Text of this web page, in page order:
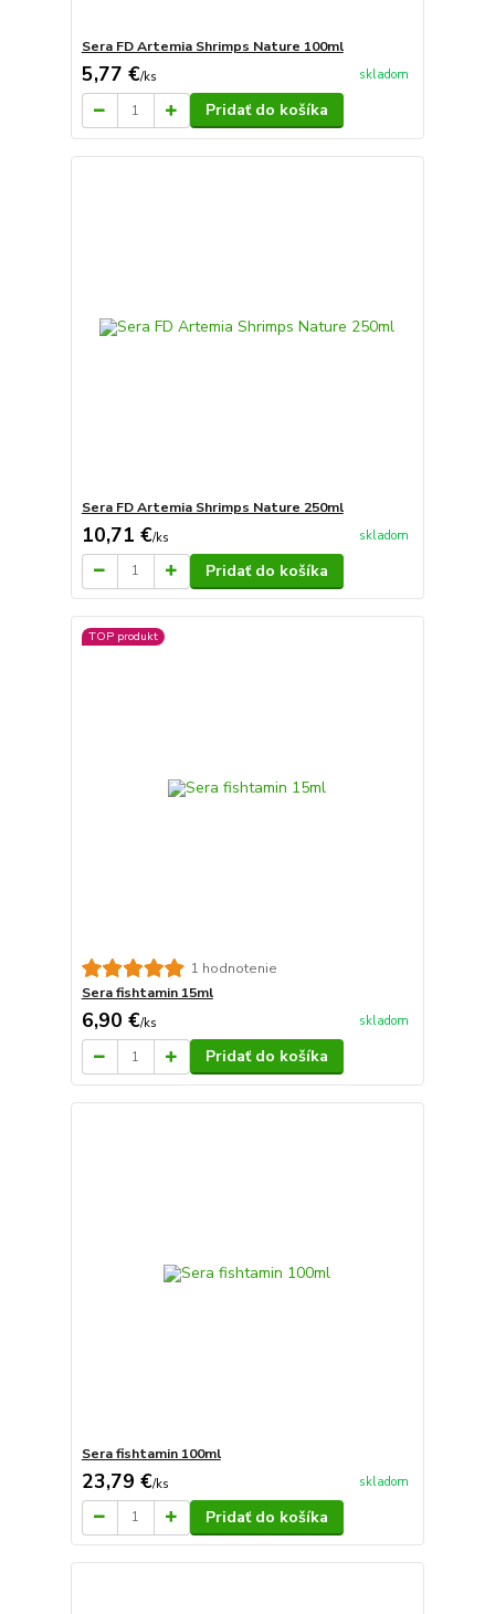
Sera FD Artemia Shrimps Nature 100ml
5,77 €/ks skladom
Pridať do košíka
Sera FD Artemia Shrimps Nature 250ml
10,71 €/ks skladom
Pridať do košíka
TOP produkt
1 hodnotenie
Sera fishtamin 15ml
6,90 €/ks skladom
Pridať do košíka
Sera fishtamin 100ml
23,79 €/ks skladom
Pridať do košíka